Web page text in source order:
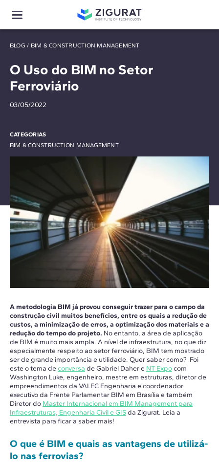
BLOG / BIM & CONSTRUCTION MANAGEMENT
O Uso do BIM no Setor
Ferroviário
03/05/2022
CATEGORIAS
BIM & CONSTRUCTION MANAGEMENT
A metodologia BIM já provou conseguir trazer para o campo da
construção civil muitos benefícios, entre os quais a redução de
custos, a minimização de erros, a optimização dos materiais e a
redução do tempo do projeto. No entanto, a área de aplicação
de BIM é muito mais ampla. A nível de infraestrutura, no que diz
especialmente respeito ao setor ferroviário, BIM tem mostrado
ser de grande importância e utilidade. Quer saber como? Foi
este o tema de conversa de Gabriel Daher e NT Expocom
Washington Luke, engenheiro, mestre em estruturas, diretor de
empreendimentos da VALEC Engenharia e coordenador
executivo da Frente Parlamentar BIM em Brasília e também
Diretor do Master Internacional em BIM Management para
Infraestruturas, Engenharia Civil e GISda Zigurat. Leia a
entrevista para ficar a saber mais!
O que é BIM e quais as vantagens de utilizá-
lo nas ferrovias?